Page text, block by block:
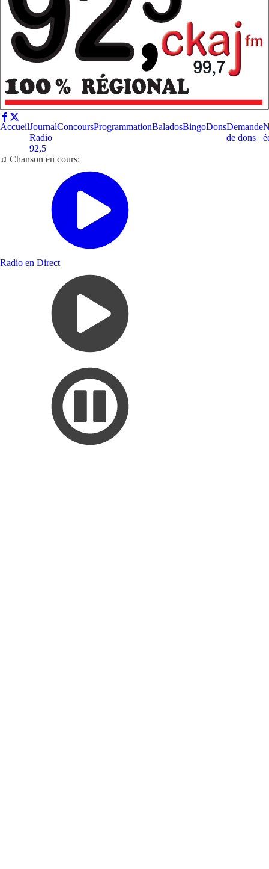
AccueilJournal
Radio
92,5
ConcoursProgrammationBaladosBingoDonsDemande
de dons
♫ Chanson en cours:
Radio en Direct